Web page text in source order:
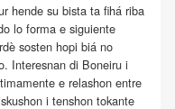
hende su bista ta fihá riba
lo forma e siguiente
sosten hopi biá no
Interesnan di Boneiru i
e relashon entre
i tenshon tokante